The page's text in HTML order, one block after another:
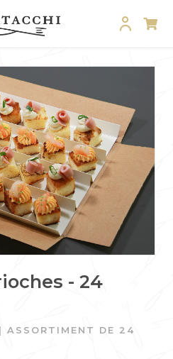
- 24
ASSORTIMENT DE 24